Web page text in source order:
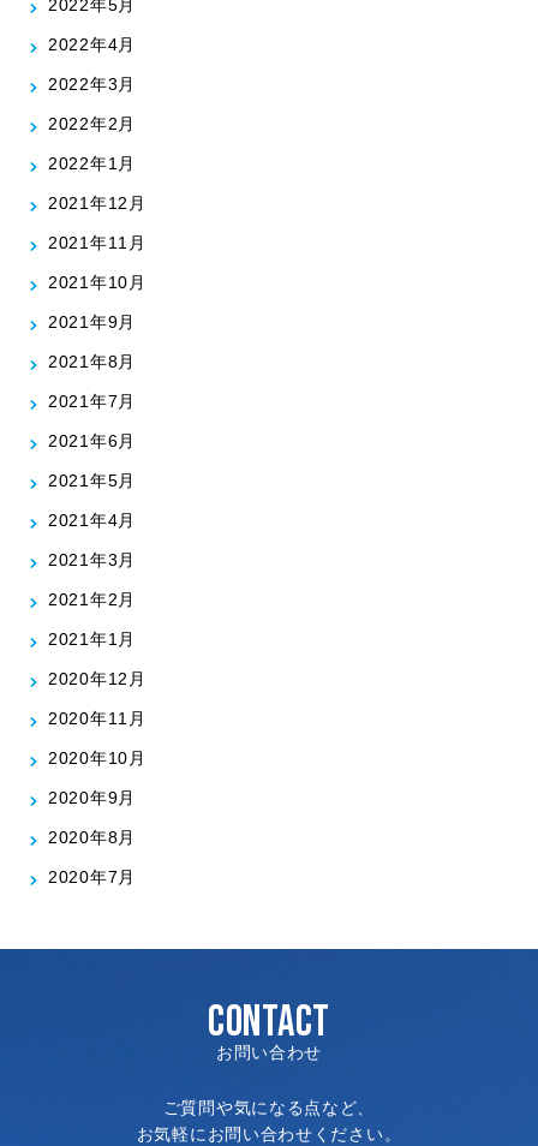
2022年5月
2022年4月
2022年3月
2022年2月
2022年1月
2021年12月
2021年11月
2021年10月
2021年9月
2021年8月
2021年7月
2021年6月
2021年5月
2021年4月
2021年3月
2021年2月
2021年1月
2020年12月
2020年11月
2020年10月
2020年9月
2020年8月
2020年7月
CONTACT
お問い合わせ
ご質問や気になる点など、
お気軽にお問い合わせください。